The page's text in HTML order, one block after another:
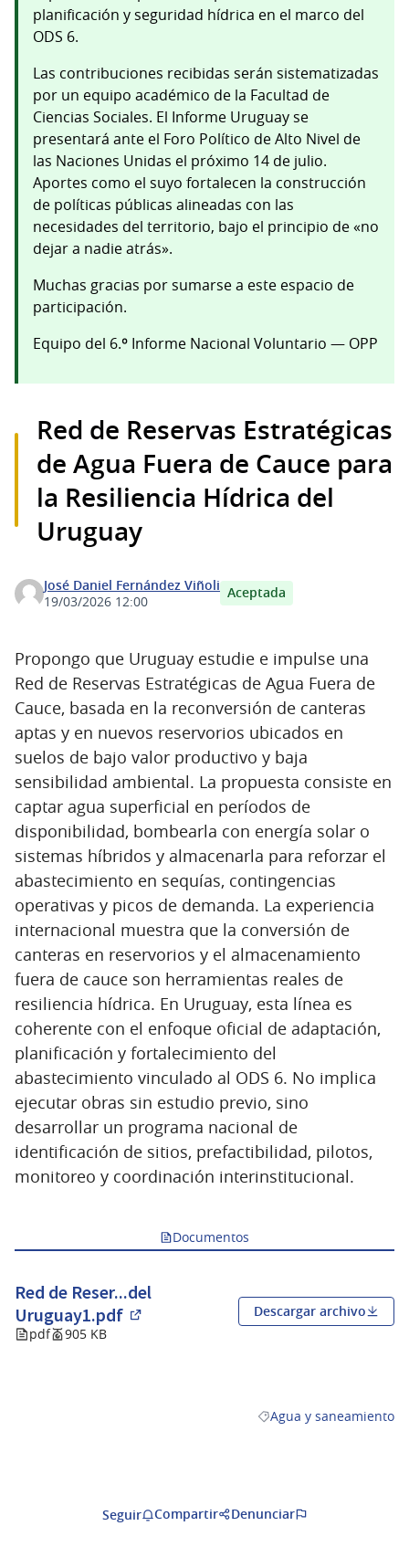
planificación y seguridad hídrica en el marco del
ODS 6.
Las contribuciones recibidas serán sistematizadas
por un equipo académico de la Facultad de
Ciencias Sociales. El Informe Uruguay se
presentará ante el Foro Político de Alto Nivel de
las Naciones Unidas el próximo 14 de julio.
Aportes como el suyo fortalecen la construcción
de políticas públicas alineadas con las
necesidades del territorio, bajo el principio de «no
dejar a nadie atrás».
Muchas gracias por sumarse a este espacio de
participación.
Equipo del 6.º Informe Nacional Voluntario — OPP
Red de Reservas Estratégicas
de Agua Fuera de Cauce para
la Resiliencia Hídrica del
Uruguay
José Daniel Fernández Viñoli
19/03/2026 12:00
Aceptada
Propongo que Uruguay estudie e impulse una
Red de Reservas Estratégicas de Agua Fuera de
Cauce, basada en la reconversión de canteras
aptas y en nuevos reservorios ubicados en
suelos de bajo valor productivo y baja
sensibilidad ambiental. La propuesta consiste en
captar agua superficial en períodos de
disponibilidad, bombearla con energía solar o
sistemas híbridos y almacenarla para reforzar el
abastecimiento en sequías, contingencias
operativas y picos de demanda. La experiencia
internacional muestra que la conversión de
canteras en reservorios y el almacenamiento
fuera de cauce son herramientas reales de
resiliencia hídrica. En Uruguay, esta línea es
coherente con el enfoque oficial de adaptación,
planificación y fortalecimiento del
abastecimiento vinculado al ODS 6. No implica
ejecutar obras sin estudio previo, sino
desarrollar un programa nacional de
identificación de sitios, prefactibilidad, pilotos,
monitoreo y coordinación interinstitucional.
Documentos
Red de Reser...del
Uruguay1.pdf
(Abrir en una pestaña nueva)
pdf 905 KB
Descargar archivo
Resultados al filtrar por
Agua y saneamiento
Seguir Compartir Denunciar